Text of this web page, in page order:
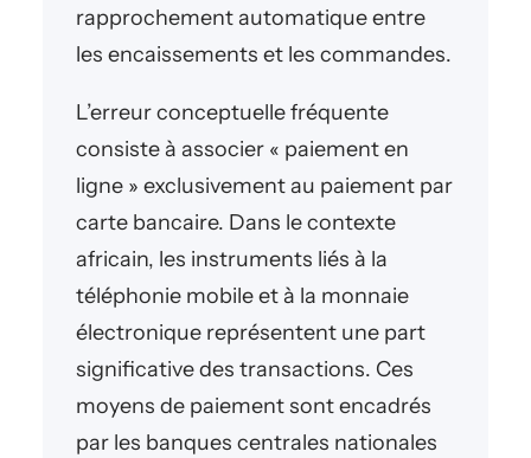
rapprochement automatique entre
les encaissements et les commandes.
L’erreur conceptuelle fréquente
consiste à associer « paiement en
ligne » exclusivement au paiement par
carte bancaire. Dans le contexte
africain, les instruments liés à la
téléphonie mobile et à la monnaie
électronique représentent une part
significative des transactions. Ces
moyens de paiement sont encadrés
par les banques centrales nationales